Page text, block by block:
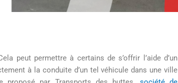
peut permettre à certains de s’offrir l’aide d’un
à la conduite d’un tel véhicule dans une ville